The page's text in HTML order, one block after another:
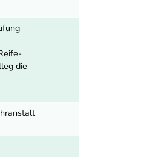
die